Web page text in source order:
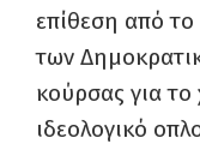
επίθεση από
των
κούρσας για
ιδεολογικό